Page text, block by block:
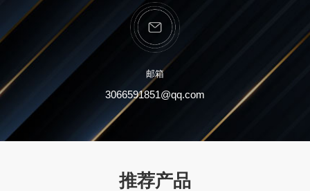
邮箱
3066591851@qq.com
推荐产品